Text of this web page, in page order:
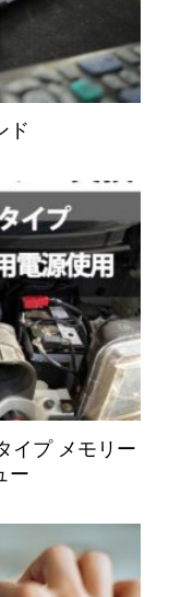
ド
イプ メモリー
ー